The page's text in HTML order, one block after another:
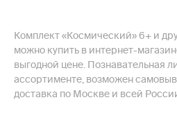
Комплект «Космический» 6+ и
можно купить в интернет-
выгодной цене. Познавательная
ассортименте, возможен
доставка по Москве и всей